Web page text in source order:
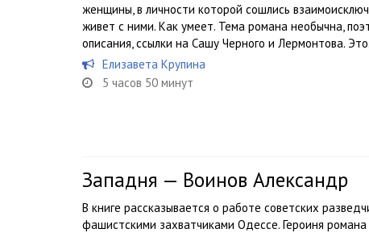
женщины, в личности которой сошлись
живет с ними. Как умеет. Тема романа необычна,
описания, ссылки на Сашу Черного и Лермонтова.
Елизавета Крупина
5 часов 50 минут
Западня — Воинов Александр
В книге рассказывается о работе советских
фашистскими захватчиками Одессе. Героиня